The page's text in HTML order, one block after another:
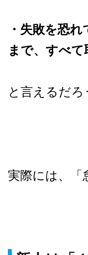
・失敗を恐
まで、すべ
と言えるだろ
実際には、「